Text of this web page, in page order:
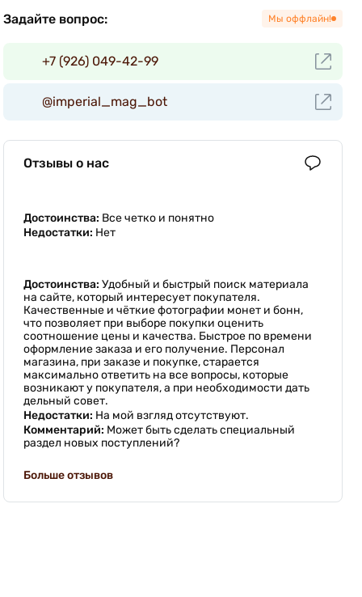
Задайте вопрос: Мы оффлайн!
+7 (926) 049-42-99
@imperial_mag_bot
Отзывы о нас
Достоинства: Все четко и понятно
Недостатки: Нет
Достоинства: Удобный и быстрый поиск материала
на сайте, который интересует покупателя.
Качественные и чёткие фотографии монет и бонн,
что позволяет при выборе покупки оценить
соотношение цены и качества. Быстрое по времени
оформление заказа и его получение. Персонал
магазина, при заказе и покупке, старается
максимально ответить на все вопросы, которые
возникают у покупателя, а при необходимости дать
дельный совет.
Недостатки: На мой взгляд отсутствуют.
Комментарий: Может быть сделать специальный
раздел новых поступлений?
Больше отзывов